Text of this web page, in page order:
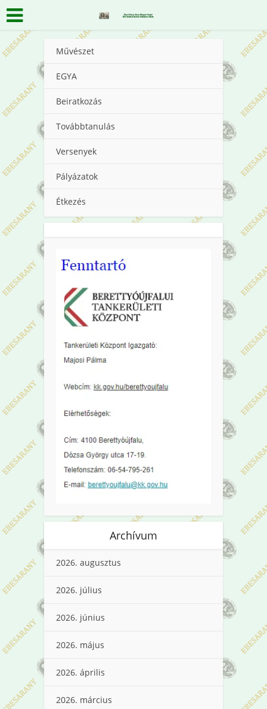
Művészet
EGYA
Beiratkozás
Továbbtanulás
Versenyek
Pályázatok
Étkezés
Archívum
2026. augusztus
2026. július
2026. június
2026. május
2026. április
2026. március